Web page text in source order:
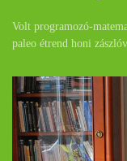
Volt programozó-
paleo étrend honi